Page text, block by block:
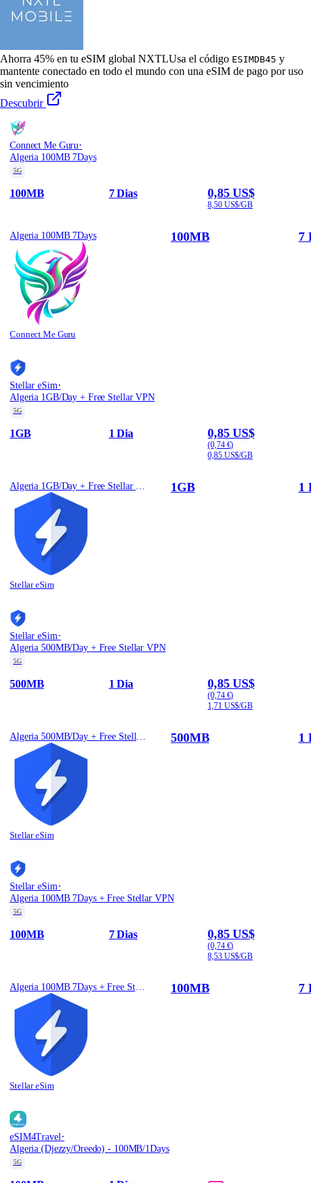
Ahorra 45% en tu eSIM global NXTLUsa el código ESIMDB45 y
mantente conectado en todo el mundo con una eSIM de pago por uso
sin vencimiento
Descubrir
Connect Me Guru·
Algeria 100MB 7Days
5G
100MB 7 Dias 0,85 US$
8,50 US$/GB
Algeria 100MB 7Days
Connect Me Guru
100MB 7
Stellar eSim·
Algeria 1GB/Day + Free Stellar VPN
5G
1GB 1 Dia 0,85 US$
(0,74 €)
0,85 US$/GB
Stellar eSim
1GB 1
Stellar eSim·
Algeria 500MB/Day + Free Stellar VPN
5G
500MB 1 Dia 0,85 US$
(0,74 €)
1,71 US$/GB
Stellar eSim
500MB 1
Stellar eSim·
Algeria 100MB 7Days + Free Stellar VPN
5G
100MB 7 Dias 0,85 US$
(0,74 €)
8,53 US$/GB
Algeria 100MB 7Days + Free Stellar VPN
Stellar eSim
100MB 7
eSIM4Travel ·
Algeria (Djezzy/Oreedo) - 100MB/1Days
5G